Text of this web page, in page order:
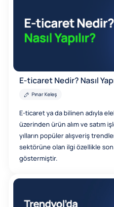
E-ticaret Nedir? Nasıl
Pınar Keleş
E-ticaret ya da bilinen adıyla
üzerinden ürün alım ve satım
yılların popüler alışveriş
sektörüne olan ilgi özellikle
göstermiştir.